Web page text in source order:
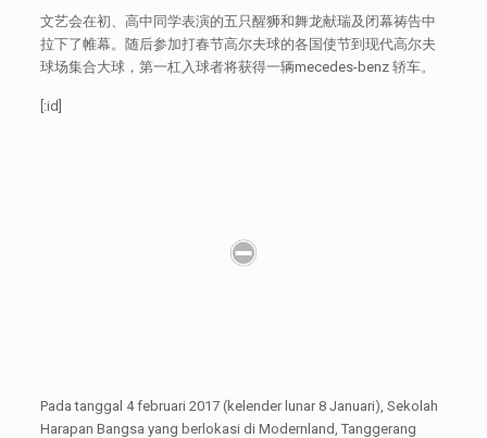
文艺会在初、高中同学表演的五只醒狮和舞龙献瑞及闭幕祷告中
拉下了帷幕。随后参加打春节高尔夫球的各国使节到现代高尔夫
球场集合大球，第一杠入球者将获得一辆mecedes-benz 轿车。
[:id]
Pada tanggal 4 februari 2017 (kelender lunar 8 Januari), Sekolah
Harapan Bangsa yang berlokasi di Modernland, Tanggerang